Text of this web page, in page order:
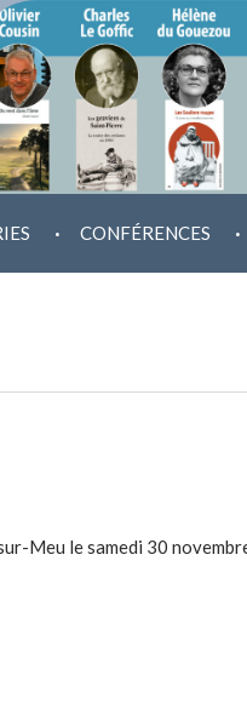
. CONFÉRENCES .
Meu le samedi 30